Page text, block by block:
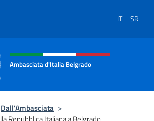
IT SR
sito, social e menù
Ambasciata d'Italia Belgrado
Dall’Ambasciata >